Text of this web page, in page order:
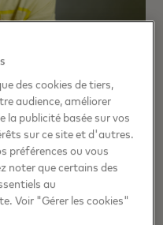
banque à
True
aux
et non
des cookies de tiers,
audience, améliorer
la publicité basée sur vos
sur ce site et d'autres.
préférences ou vous
noter que certains des
au
Voir "Gérer les cookies"